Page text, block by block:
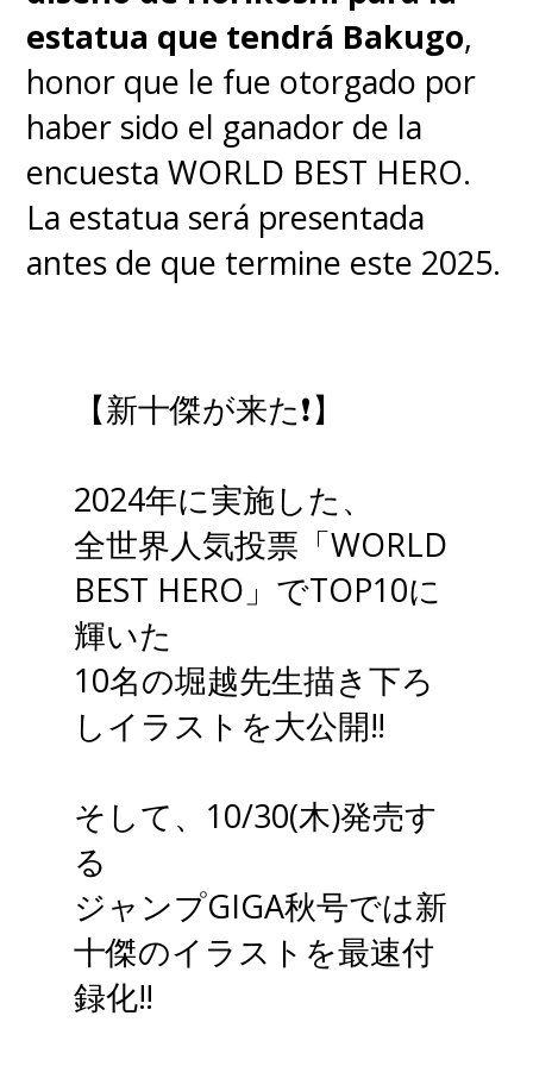
estatua que tendrá Bakugo,
honor que le fue otorgado por
haber sido el ganador de la
encuesta WORLD BEST HERO.
La estatua será presentada
antes de que termine este 2025.
【新十傑が来た❗】
2024年に実施した、
全世界人気投票「WORLD
BEST HERO」でTOP10に
輝いた
10名の堀越先生描き下ろ
しイラストを大公開‼
そして、10/30(木)発売す
る
ジャンプGIGA秋号では新
十傑のイラストを最速付
録化‼